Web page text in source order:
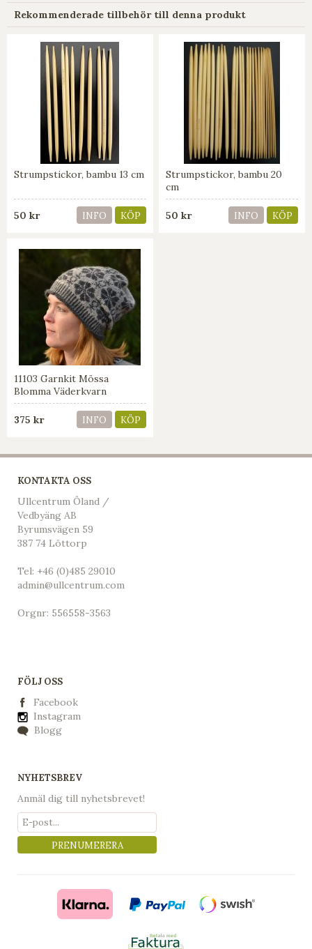
Rekommenderade tillbehör till denna produkt
Strumpstickor, bambu 13 cm
50 kr INFO KÖP
Strumpstickor, bambu 20
cm
50 kr INFO KÖP
11103 Garnkit Mössa
Blomma Väderkvarn
375 kr INFO KÖP
KONTAKTA OSS
Ullcentrum Öland /
Vedbyäng AB
Byrumsvägen 59
387 74 Löttorp
Tel: +46 (0)485 29010
admin@ullcentrum.com
Orgnr: 556558-3563
FÖLJ OSS
Facebook
Instagram
Blogg
NYHETSBREV
Anmäl dig till nyhetsbrevet!
PRENUMERERA